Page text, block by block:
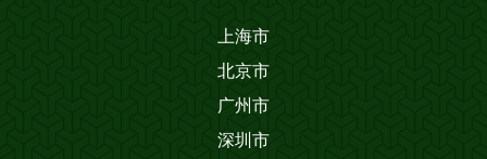
上海市
北京市
广州市
深圳市